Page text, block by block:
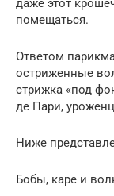
даже этот
помещаться.
Ответом
остриженные
стрижка «под
де Пари,
Ниже
Бобы, каре и